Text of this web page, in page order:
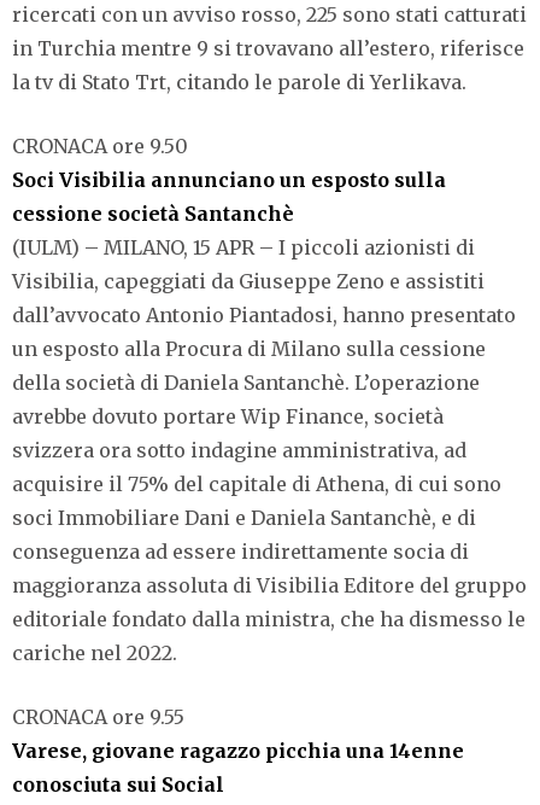
ricercati con un avviso rosso, 225 sono stati catturati
in Turchia mentre 9 si trovavano all’estero, riferisce
la tv di Stato Trt, citando le parole di Yerlikava.
CRONACA ore 9.50
Soci Visibilia annunciano un esposto sulla
cessione società Santanchè
(IULM) – MILANO, 15 APR – I piccoli azionisti di
Visibilia, capeggiati da Giuseppe Zeno e assistiti
dall’avvocato Antonio Piantadosi, hanno presentato
un esposto alla Procura di Milano sulla cessione
della società di Daniela Santanchè. L’operazione
avrebbe dovuto portare Wip Finance, società
svizzera ora sotto indagine amministrativa, ad
acquisire il 75% del capitale di Athena, di cui sono
soci Immobiliare Dani e Daniela Santanchè, e di
conseguenza ad essere indirettamente socia di
maggioranza assoluta di Visibilia Editore del gruppo
editoriale fondato dalla ministra, che ha dismesso le
cariche nel 2022.
CRONACA ore 9.55
Varese, giovane ragazzo picchia una 14enne
conosciuta sui Social